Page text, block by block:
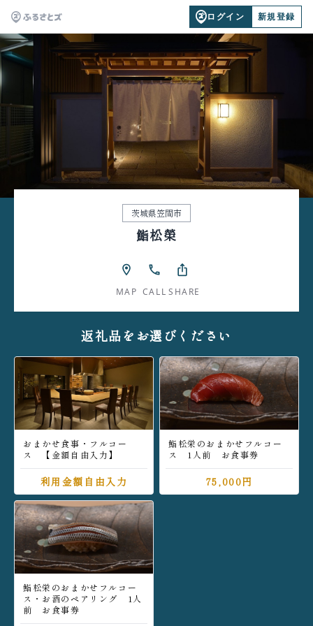
ログイン 新規登録
茨城県笠間市
鮨松榮
location_on
MAP
phone
CALL
ios_share
SHARE
返礼品をお選びください
おまかせ食事・フルコー
ス 【金額自由入力】
利用金額自由入力
鮨松栄のおまかせフルコー
ス 1人前 お食事券
75,000円
鮨松栄のおまかせフルコー
ス・お酒のペアリング 1人
前 お食事券